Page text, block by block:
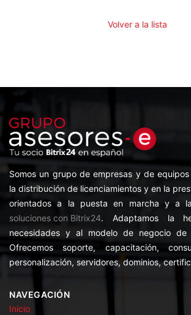
Volver a la lista
Somos un grupo de empresas y de
la distribución de licenciamientos y en la
orientados a la puesta en marcha y a
soluciones con Bitrix24. Adaptamos la
necesidades y al modelo de negocio de
Ofrecemos soporte, capacitación,
personalización, servidores, dominios,
NAVEGACIÓN
Inicio